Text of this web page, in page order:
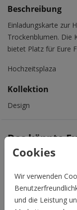
Cookies
Wir verwenden
und die Leistung
Beschreibung
Einladungskarte zur
Trockenblumen. Die
bietet Platz für Eure
Hochzeitsplaza
Kollektion
Design
Das könnte